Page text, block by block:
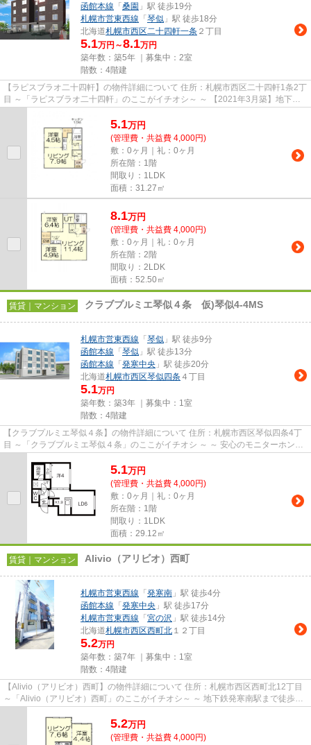
函館本線 「 桑園 」駅 徒歩19分
札幌市営東西線 「 琴似 」駅 徒歩18分
北海道札幌市西区二十四軒一条 ２丁目
5.1万円～8.1万円
築年数：築5年 ｜募集中： 2室
階数：4階建
【ラピスブラオ二十四軒】の物件詳細について 住所：札幌市西区二十四軒1条2丁
目 ～「ラピスブラオ二十四軒」のここがイチオシ～ ～ 【2021年3月築】地下鉄
5.1万円
(管理費・共益費 4,000円)
敷：0ヶ月｜礼：0ヶ月
所在階：1階
間取り：1LDK
面積：31.27㎡
8.1万円
(管理費・共益費 4,000円)
敷：0ヶ月｜礼：0ヶ月
所在階：2階
間取り：2LDK
面積：52.50㎡
賃貸｜マンション クラブプルミエ琴似４条 仮)琴似4-4MS
札幌市営東西線 「 琴似 」駅 徒歩9分
函館本線 「 琴似 」駅 徒歩13分
函館本線 「 発寒中央 」駅 徒歩20分
北海道札幌市西区琴似四条 ４丁目
5.1万円
築年数：築3年 ｜募集中： 1室
階数：4階建
【クラブプルミエ琴似４条】の物件詳細について 住所：札幌市西区琴似四条4丁
目 ～「クラブプルミエ琴似４条」のここがイチオシ ～ ～ 安心のモニターホン設
5.1万円
(管理費・共益費 4,000円)
敷：0ヶ月｜礼：0ヶ月
所在階：1階
間取り：1LDK
面積：29.12㎡
賃貸｜マンション Alivio（アリビオ）西町
札幌市営東西線 「 発寒南 」駅 徒歩4分
函館本線 「 発寒中央 」駅 徒歩17分
札幌市営東西線 「 宮の沢 」駅 徒歩14分
北海道札幌市西区西町北 １２丁目
5.2万円
築年数：築7年 ｜募集中： 1室
階数：4階建
【Alivio（アリビオ）西町】の物件詳細について 住所：札幌市西区西町北12丁目
～「Alivio（アリビオ）西町」のここがイチオシ～ ～ 地下鉄発寒南駅まで徒歩4
5.2万円
(管理費・共益費 4,000円)